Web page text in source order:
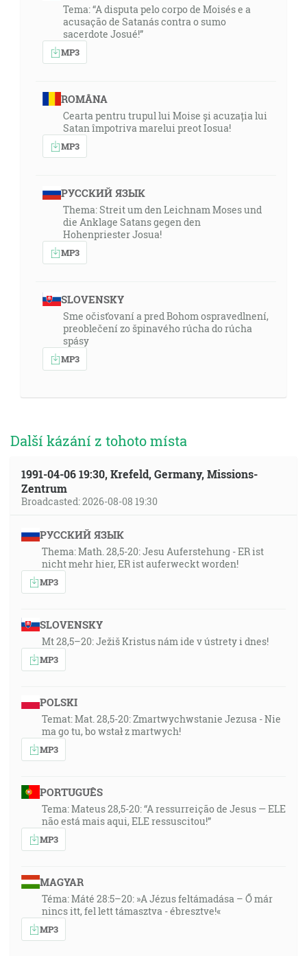
Tema: “A disputa pelo corpo de Moisés e a
acusação de Satanás contra o sumo
sacerdote Josué!”
MP3
ROMÂNA
Cearta pentru trupul lui Moise și acuzația lui
Satan împotriva marelui preot Iosua!
MP3
РУССКИЙ ЯЗЫК
Thema: Streit um den Leichnam Moses und
die Anklage Satans gegen den
Hohenpriester Josua!
MP3
SLOVENSKY
Sme očisťovaní a pred Bohom ospravedlnení,
preoblečení zo špinavého rúcha do rúcha
spásy
MP3
Další kázání z tohoto místa
1991-04-06 19:30, Krefeld, Germany, Missions-
Zentrum
Broadcasted: 2026-08-08 19:30
РУССКИЙ ЯЗЫК
Thema: Math. 28,5-20: Jesu Auferstehung - ER ist
nicht mehr hier, ER ist auferweckt worden!
MP3
SLOVENSKY
Mt 28,5–20: Ježiš Kristus nám ide v ústrety i dnes!
MP3
POLSKI
Temat: Mat. 28,5-20: Zmartwychwstanie Jezusa - Nie
ma go tu, bo wstał z martwych!
MP3
PORTUGUÊS
Tema: Mateus 28,5-20: “A ressurreição de Jesus — ELE
não está mais aqui, ELE ressuscitou!”
MP3
MAGYAR
Téma: Máté 28:5–20: »A Jézus feltámadása – Ő már
nincs itt, fel lett támasztva - ébresztve!«
MP3